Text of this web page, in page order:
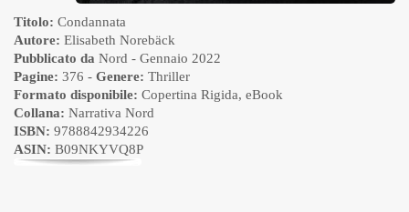
Titolo: Condannata
Autore: Elisabeth Norebäck
Pubblicato da Nord - Gennaio 2022
Pagine: 376 - Genere: Thriller
Formato disponibile: Copertina Rigida, eBook
Collana: Narrativa Nord
ISBN: 9788842934226
ASIN: B09NKYVQ8P